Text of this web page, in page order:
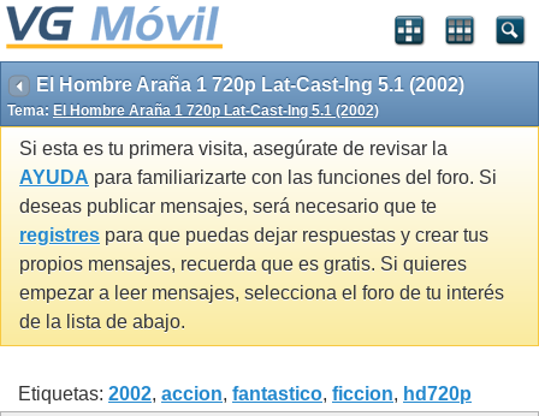
El Hombre Araña 1 720p Lat-Cast-Ing 5.1 (2002)
Tema: El Hombre Araña 1 720p Lat-Cast-Ing 5.1 (2002)
Si esta es tu primera visita, asegúrate de revisar la
AYUDA para familiarizarte con las funciones del foro. Si
deseas publicar mensajes, será necesario que te
registres para que puedas dejar respuestas y crear tus
propios mensajes, recuerda que es gratis. Si quieres
empezar a leer mensajes, selecciona el foro de tu interés
de la lista de abajo.
Etiquetas: 2002, accion, fantastico, ficcion, hd720p